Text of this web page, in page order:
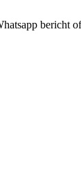
bericht